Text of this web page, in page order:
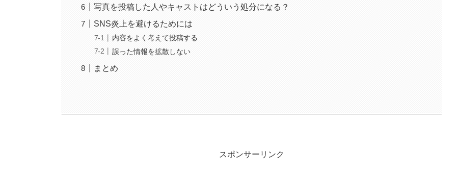
写真を投稿した人やキャストはどういう処分になる？
SNS炎上を避けるためには
内容をよく考えて投稿する
誤った情報を拡散しない
まとめ
スポンサーリンク